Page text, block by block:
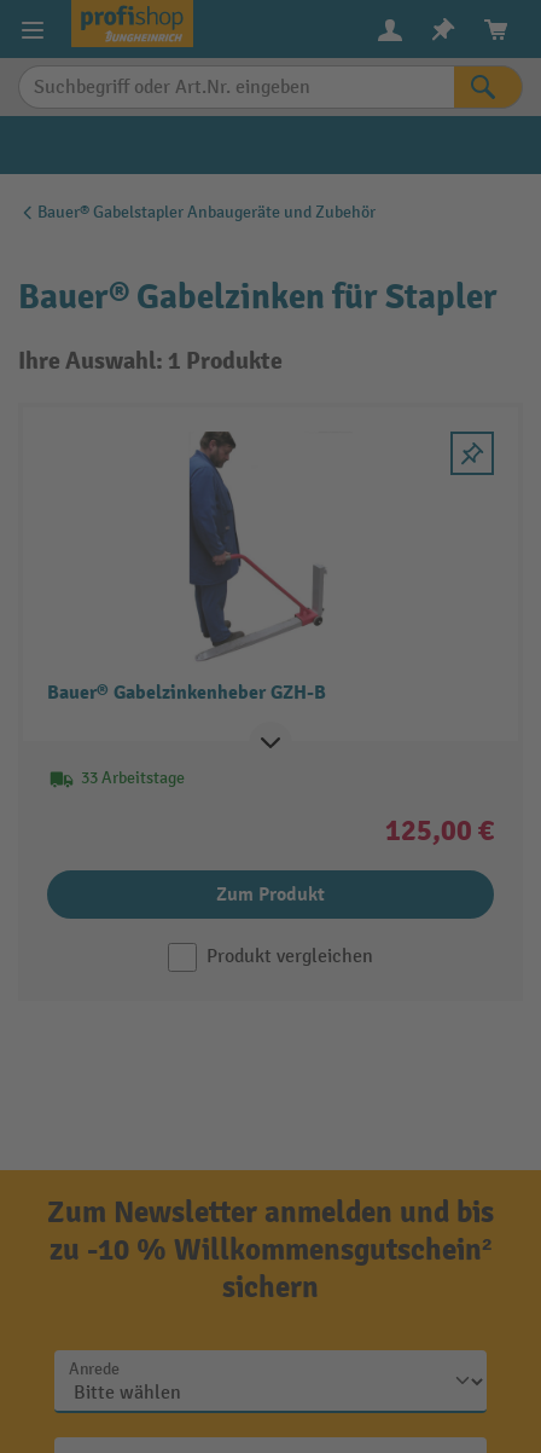
springen
Bauer® Gabelstapler Anbaugeräte und Zubehör
Bauer® Gabelzinken für Stapler
Ihre Auswahl: 1 Produkte
Bauer® Gabelzinkenheber GZH-B
33 Arbeitstage
125,00 €
Zum Produkt
Produkt vergleichen
Zum Newsletter anmelden und bis
zu -10 % Willkommensgutschein²
sichern
Anrede